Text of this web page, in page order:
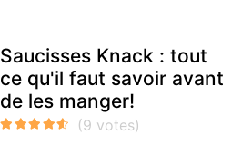
Saucisses Knack : tout
ce qu'il faut savoir avant
de les manger!